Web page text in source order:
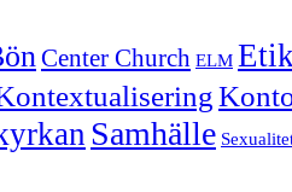
Center Church ELM Etik
Samhälle